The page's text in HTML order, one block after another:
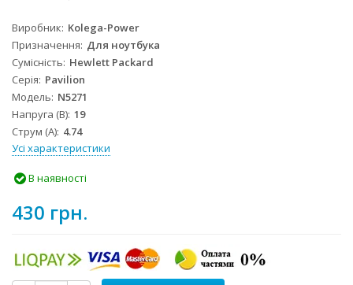
Виробник Kolega-Power
Призначення Для ноутбука
Сумісність Hewlett Packard
Серія Pavilion
Модель N5271
Напруга (В) 19
Струм (А) 4.74
Усі характеристики
В наявності
430 грн.